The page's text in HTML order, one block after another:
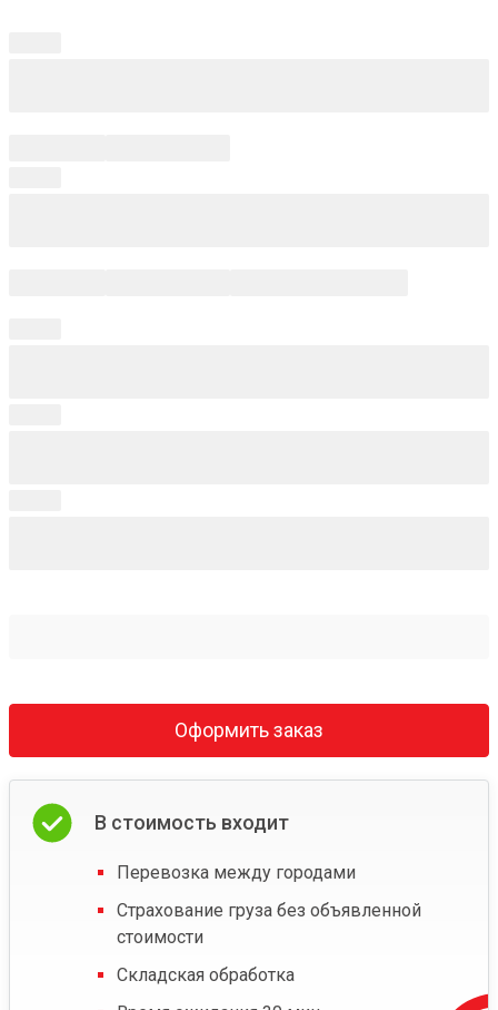
Оформить заказ
В стоимость входит
Перевозка между городами
Страхование груза без объявленной
стоимости
Складская обработка